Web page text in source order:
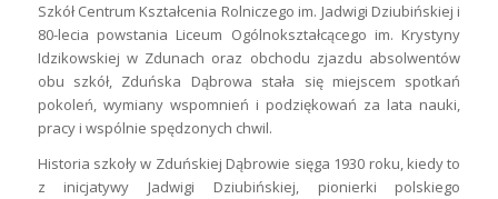
Szkół Centrum Kształcenia Rolniczego im. Jadwigi Dziubińskiej i
80-lecia powstania Liceum Ogólnokształcącego im. Krystyny
Idzikowskiej w Zdunach oraz obchodu zjazdu absolwentów
obu szkół, Zduńska Dąbrowa stała się miejscem spotkań
pokoleń, wymiany wspomnień i podziękowań za lata nauki,
pracy i wspólnie spędzonych chwil.
Historia szkoły w Zduńskiej Dąbrowie sięga 1930 roku, kiedy to
z inicjatywy Jadwigi Dziubińskiej, pionierki polskiego